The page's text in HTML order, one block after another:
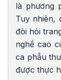
là phương
Tuy nhiên,
đòi hỏi
nghề cao
ca phẫu
được thực